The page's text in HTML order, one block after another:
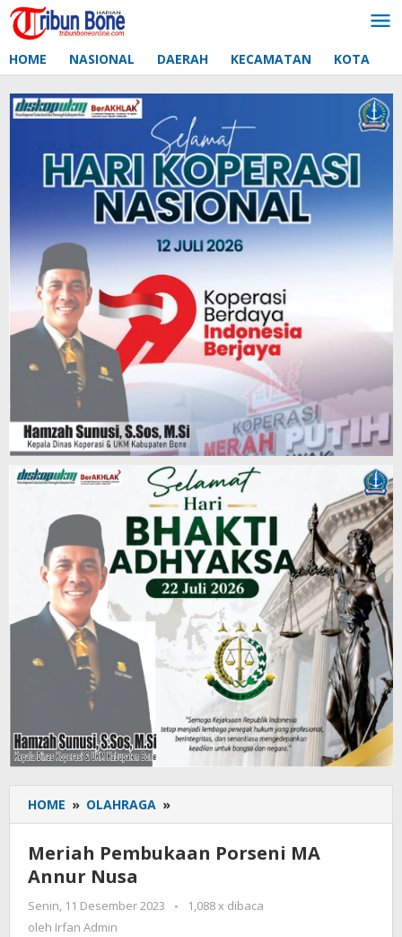
Lewati
ke
HOME NASIONAL DAERAH KECAMATAN KOTA
HOME » OLAHRAGA »
Pembukaan
MA
Nusa
Meriah Pembukaan Porseni MA
Annur Nusa
Senin, 11 Desember 2023
oleh
-
1,088 x dibaca
oleh Irfan Admin